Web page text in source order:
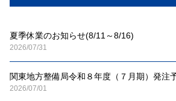
夏季休業のお知らせ(8/11～8/16)
2026/07/31
関東地方整備局令和８年度（７月期）発注
2026/07/01